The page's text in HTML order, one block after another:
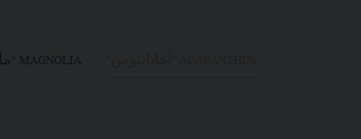
MAGNOLIA "ماغنوليا"